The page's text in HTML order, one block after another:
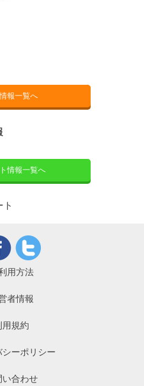
報一覧へ
情報一覧へ
用方法
者情報
用規約
シーポリシー
い合わせ